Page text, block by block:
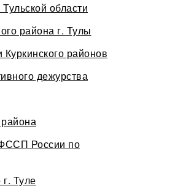
области
района г. Тулы
районов
дежурства
России по
Туле